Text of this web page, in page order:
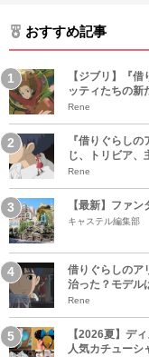
おすすめ記事
【ジブリ】『
ッティたちの新
Rene
『借りぐらし
じ、トリビア、
Rene
【最新】ファ
キャステル編集部
借りぐらしのア
治った？モデル
Rene
【2026夏】デ
人気カチューシ